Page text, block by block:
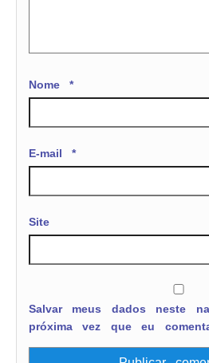
Nome*
E-mail*
Site
Salvar meus dados neste
próxima vez que eu